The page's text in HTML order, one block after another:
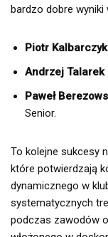
bardzo dobre wyniki
Piotr Kalbarczyk
Andrzej Talarek
Paweł
Senior.
To kolejne sukcesy
które potwierdzają
dynamicznego w
systematycznych
podczas zawodów